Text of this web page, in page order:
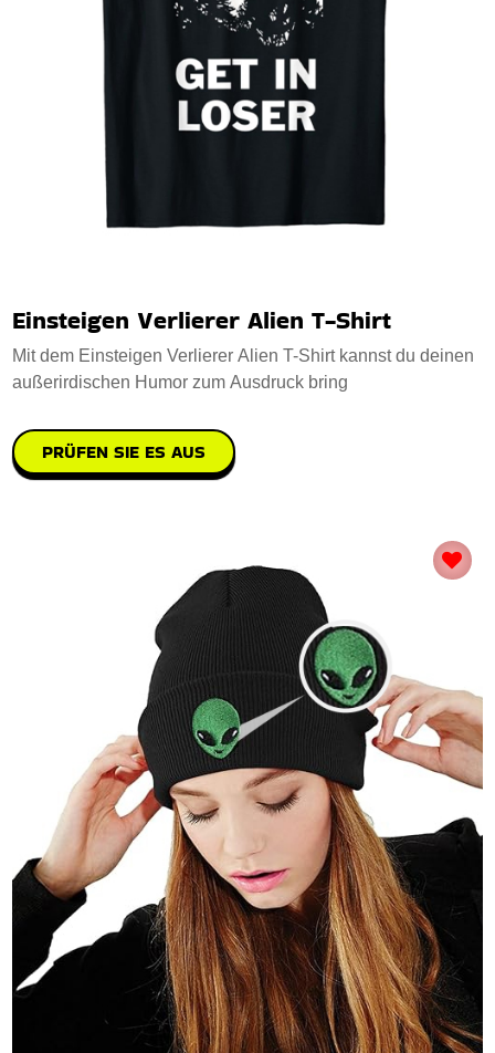
Einsteigen Verlierer Alien T-Shirt
Mit dem Einsteigen Verlierer Alien T-Shirt kannst du deinen
außerirdischen Humor zum Ausdruck bring
PRÜFEN SIE ES AUS